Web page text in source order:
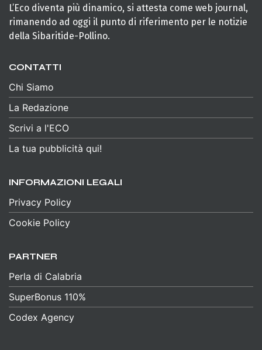
L’Eco diventa più dinamico, si attesta come web journal,
rimanendo ad oggi il punto di riferimento per le notizie
della Sibaritide-Pollino.
CONTATTI
Chi Siamo
La Redazione
Scrivi a l'ECO
La tua pubblicità qui!
INFORMAZIONI LEGALI
Privacy Policy
Cookie Policy
PARTNER
Perla di Calabria
SuperBonus 110%
Codex Agency